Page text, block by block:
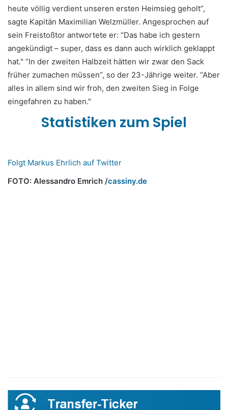
heute völlig verdient unseren ersten Heimsieg geholt”,
sagte Kapitän Maximilian Welzmüller. Angesprochen auf
sein Freistoßtor antwortete er: “Das habe ich gestern
angekündigt – super, dass es dann auch wirklich geklappt
hat." “In der zweiten Halbzeit hätten wir zwar den Sack
früher zumachen müssen”, so der 23-Jährige weiter. “Aber
alles in allem sind wir froh, den zweiten Sieg in Folge
eingefahren zu haben."
Statistiken zum Spiel
Folgt Markus Ehrlich auf Twitter
FOTO: Alessandro Emrich /cassiny.de